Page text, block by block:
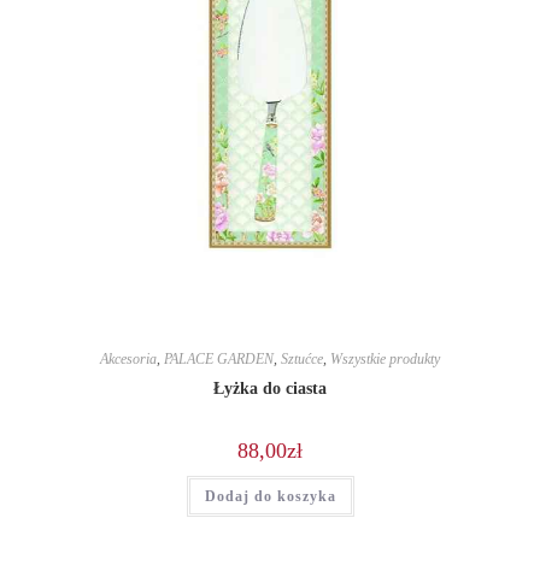
Akcesoria PALACE GARDEN Sztućce Wszystkie produkty
Łyżka do ciasta
88,00zł
Dodaj do koszyka